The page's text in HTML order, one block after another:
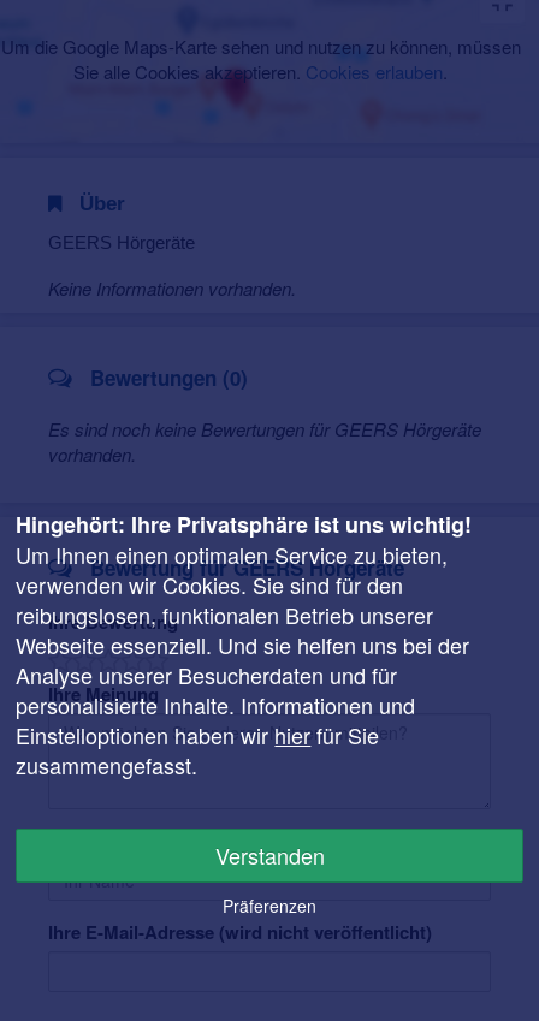
Um die Google Maps-Karte sehen und nutzen zu können, müssen
Sie alle Cookies akzeptieren. Cookies erlauben
Über
GEERS Hörgeräte
Keine Informationen vorhanden.
Bewertungen (0)
Es sind noch keine Bewertungen für GEERS Hörgeräte
vorhanden.
Bewertung für GEERS Hörgeräte
Ihre Bewertung
Ihre Meinung
Ihre E-Mail-Adresse (wird nicht veröffentlicht)
Hingehört: Ihre Privatsphäre ist uns wichtig!
Um Ihnen einen optimalen Service zu bieten,
verwenden wir Cookies. Sie sind für den
reibungslosen, funktionalen Betrieb unserer
Webseite essenziell. Und sie helfen uns bei der
Analyse unserer Besucherdaten und für
personalisierte Inhalte. Informationen und
Einstelloptionen haben wir hierfür Sie
zusammengefasst.
Verstanden
Präferenzen